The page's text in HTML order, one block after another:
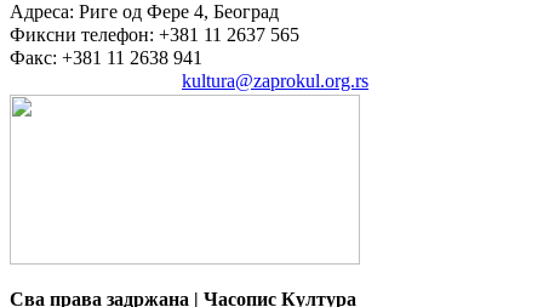
Адреса: Риге од Фере 4, Београд
Фиксни телефон: +381 11 2637 565
Факс: +381 11 2638 941
kultura@zaprokul.org.rs
Сва права задржана | Часопис Култура